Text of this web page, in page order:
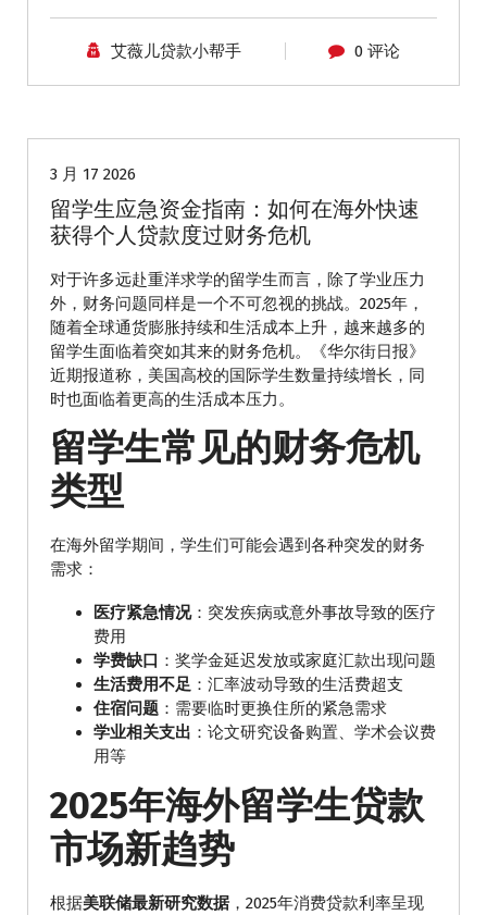
艾薇儿贷款小帮手 0 评论
3 月 17 2026
留学生应急资金指南：如何在海外快速
获得个人贷款度过财务危机
对于许多远赴重洋求学的留学生而言，除了学业压力
外，财务问题同样是一个不可忽视的挑战。2025年，
随着全球通货膨胀持续和生活成本上升，越来越多的
留学生面临着突如其来的财务危机。《华尔街日报》
近期报道称，美国高校的国际学生数量持续增长，同
时也面临着更高的生活成本压力。
留学生常见的财务危机
类型
在海外留学期间，学生们可能会遇到各种突发的财务
需求：
医疗紧急情况：突发疾病或意外事故导致的医疗
费用
学费缺口 ：奖学金延迟发放或家庭汇款出现问题
生活费用不足 ：汇率波动导致的生活费超支
住宿问题 ：需要临时更换住所的紧急需求
学业相关支出 ：论文研究设备购置、学术会议费
用等
2025年海外留学生贷款
市场新趋势
根据美联储最新研究数据 ，2025年消费贷款利率呈现